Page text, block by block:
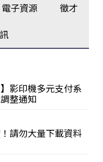
電子資源 徵才
】影印機多元支付系
整通知
請勿大量下載資料